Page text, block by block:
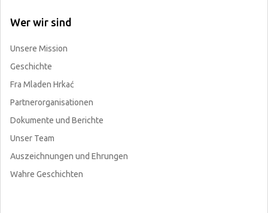
Wer wir sind
Unsere Mission
Geschichte
Fra Mladen Hrkać
Partnerorganisationen
Dokumente und Berichte
Unser Team
Auszeichnungen und Ehrungen
Wahre Geschichten